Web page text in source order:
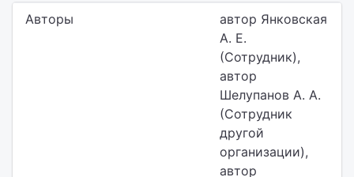
Авторы
автор Янковская
А. Е.
(Сотрудник),
автор
Шелупанов А. А.
(Сотрудник
другой
организации),
автор